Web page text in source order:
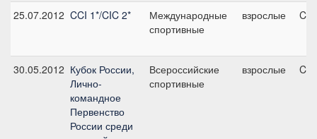
25.07.2012 CCI 1*/CIC 2*
Международные
спортивные
взрослые
30.05.2012 Кубок России,
Лично-
командное
Первенство
России среди
Всероссийские
спортивные
взрослые